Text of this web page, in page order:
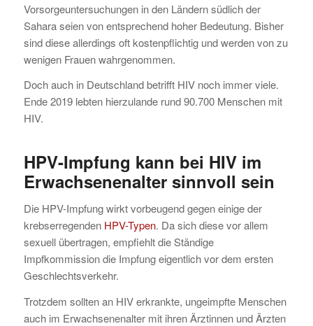
Vorsorgeuntersuchungen in den Ländern südlich der
Sahara seien von entsprechend hoher Bedeutung. Bisher
sind diese allerdings oft kostenpflichtig und werden von zu
wenigen Frauen wahrgenommen.
Doch auch in Deutschland betrifft HIV noch immer viele.
Ende 2019 lebten hierzulande rund 90.700 Menschen mit
HIV.
HPV-Impfung kann bei HIV im
Erwachsenenalter sinnvoll sein
Die HPV-Impfung wirkt vorbeugend gegen einige der
krebserregenden HPV-Typen. Da sich diese vor allem
sexuell übertragen, empfiehlt die Ständige
Impfkommission die Impfung eigentlich vor dem ersten
Geschlechtsverkehr.
Trotzdem sollten an HIV erkrankte, ungeimpfte Menschen
auch im Erwachsenenalter mit ihren Ärztinnen und Ärzten